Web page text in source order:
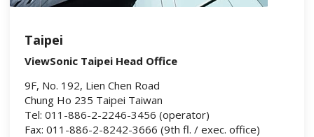
Taipei
ViewSonic Taipei Head Office
9F, No. 192, Lien Chen Road
Chung Ho 235 Taipei Taiwan
Tel: 011-886-2-2246-3456 (operator)
Fax: 011-886-2-8242-3666 (9th fl. / exec. office)